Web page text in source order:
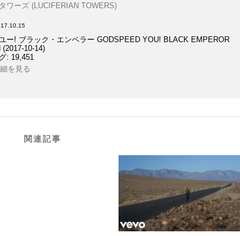
ワーズ (LUCIFERIAN TOWERS)
ー! ブラック・エンペラー GODSPEED YOU! BLACK EMPEROR
10-14)
: 19,451
を見る
関連記事